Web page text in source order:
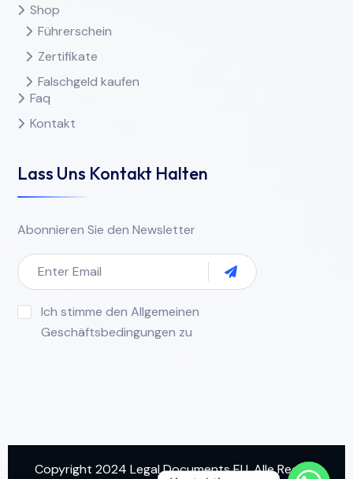
Shop
Führerschein
Zertifikate
Falschgeld kaufen
Faq
Kontakt
Lass Uns Kontakt Halten
Abonnieren Sie den Newsletter
Ich stimme den Allgemeinen
Geschäftsbedingungen zu
Copyright 2024 Legal Documents EU. Alle Rechte